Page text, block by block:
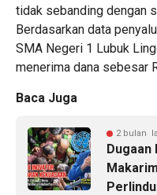
tidak sebanding dengan
Berdasarkan data
SMA Negeri 1 Lubuk
menerima dana sebesar
Baca Juga
2 bulan
Dugaan